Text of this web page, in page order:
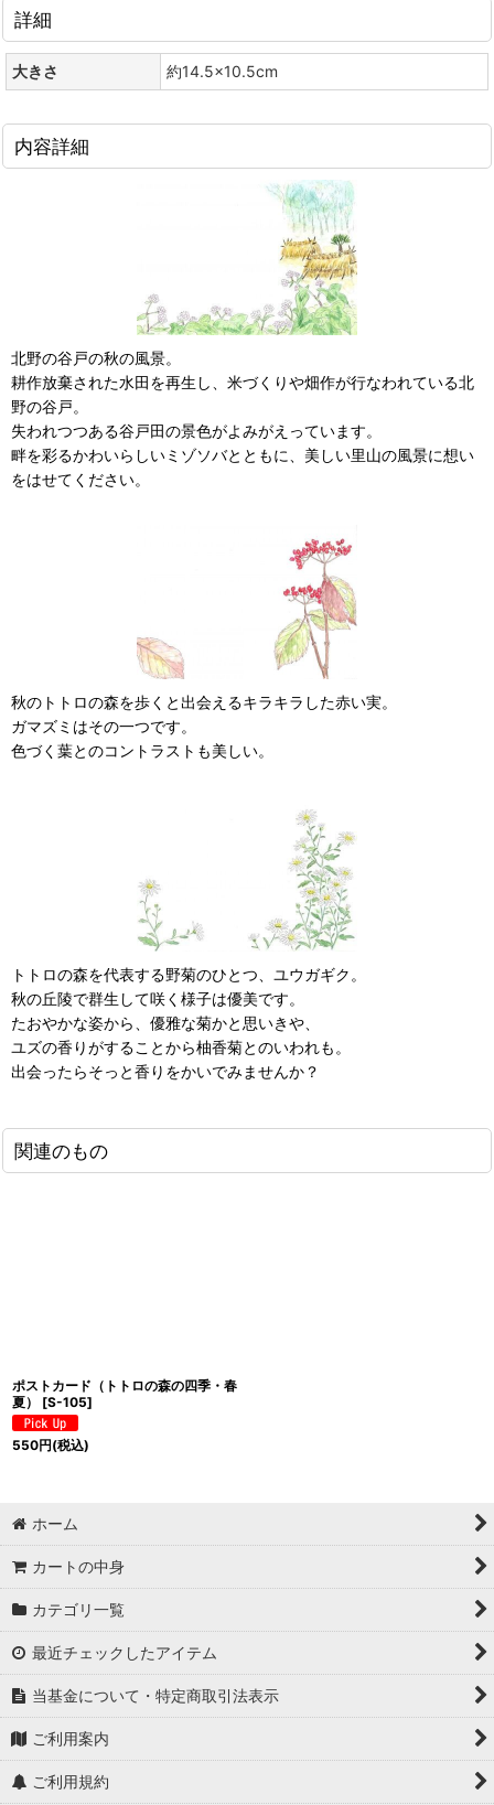
詳細
大きさ 約14.5×10.5cm
内容詳細
北野の谷戸の秋の風景。
耕作放棄された水田を再生し、米づくりや畑作が行なわれている北
野の谷戸。
失われつつある谷戸田の景色がよみがえっています。
畔を彩るかわいらしいミゾソバとともに、美しい里山の風景に想い
をはせてください。
秋のトトロの森を歩くと出会えるキラキラした赤い実。
ガマズミはその一つです。
色づく葉とのコントラストも美しい。
トトロの森を代表する野菊のひとつ、ユウガギク。
秋の丘陵で群生して咲く様子は優美です。
たおやかな姿から、優雅な菊かと思いきや、
ユズの香りがすることから柚香菊とのいわれも。
出会ったらそっと香りをかいでみませんか？
関連のもの
ポストカード（トトロの森の四季・春
夏）
[S-105]
550円(税込)
ホーム
カートの中身
カテゴリ一覧
最近チェックしたアイテム
当基金について・特定商取引法表示
ご利用案内
ご利用規約